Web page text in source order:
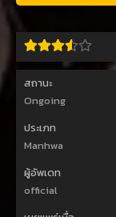
สถานะ
Ongoing
ประเภท
Manhwa
ผู้อัพเดท
official